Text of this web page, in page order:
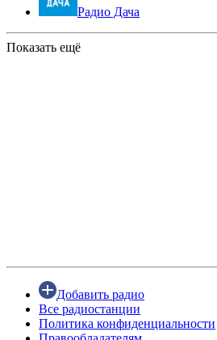
Радио Дача
Показать ещё
Добавить радио
Все радиостанции
Политика конфиденциальности